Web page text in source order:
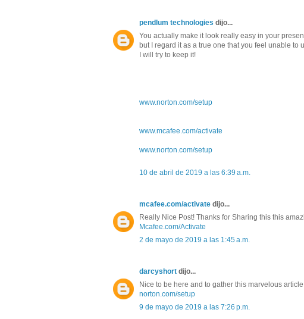
pendlum technologies dijo...
You actually make it look really easy in your
but I regard it as a true one that you feel unable
I will try to keep it!
www.norton.com/setup
www.mcafee.com/activate
www.norton.com/setup
10 de abril de 2019 a las 6:39 a.m.
mcafee.com/activate dijo...
Really Nice Post! Thanks for Sharing this this
Mcafee.com/Activate
2 de mayo de 2019 a las 1:45 a.m.
darcyshort dijo...
Nice to be here and to gather this marvelous
norton.com/setup
9 de mayo de 2019 a las 7:26 p.m.